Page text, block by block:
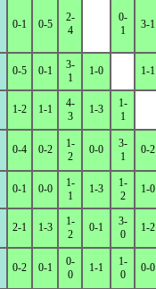
0-1 0-5
2-
4
0-
1
3-1
0-5 0-1
3-
1
1-0 1-1
1-2 1-1
4-
3
1-3
1-
1
0-4 0-2
1-
2
0-0
3-
1
0-2
0-1 0-0
1-
1
1-3
1-
2
1-0
2-1 1-3
1-
2
0-1
3-
0
1-2
0-2 0-1
0-
0
1-1
1-
0
0-0